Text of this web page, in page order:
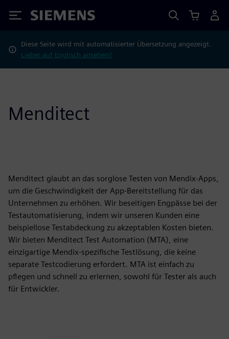
Siemens
Diese Seite wird mit automatisierter Übersetzung angezeigt.
Lieber auf Englisch ansehen?
Menditect
Menditect glaubt an das sorglose Testen von Mendix-Apps,
um die Geschwindigkeit der App-Bereitstellung für das
Unternehmen zu erhöhen. Wir beseitigen Engpässe bei der
Testautomatisierung, indem wir unseren Kunden eine
beispiellose Testabdeckung zu akzeptablen Kosten bieten.
Wir bieten Menditect Test Automation (MTA), eine
einzigartige Mendix-spezifische Testlösung, die keine
separate Testcodierung erfordert. MTA ist einfach zu
pflegen und schnell zu erlernen, sowohl für Tester als auch
für Entwickler.